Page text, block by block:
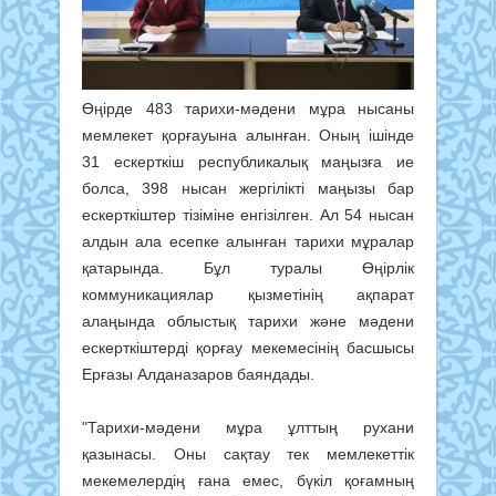
Өңірде 483 тарихи-мәдени мұра нысаны
мемлекет қорғауына алынған. Оның ішінде
31 ескерткіш республикалық маңызға ие
болса, 398 нысан жергілікті маңызы бар
ескерткіштер тізіміне енгізілген. Ал 54 нысан
алдын ала есепке алынған тарихи мұралар
қатарында. Бұл туралы Өңірлік
коммуникациялар қызметінің ақпарат
алаңында облыстық тарихи және мәдени
ескерткіштерді қорғау мекемесінің басшысы
Ерғазы Алданазаров баяндады.
"Тарихи-мәдени мұра ұлттың рухани
қазынасы. Оны сақтау тек мемлекеттік
мекемелердің ғана емес, бүкіл қоғамның